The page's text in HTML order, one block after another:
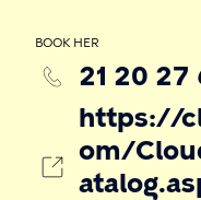
BOOK HER
21 20 27
https://
om/